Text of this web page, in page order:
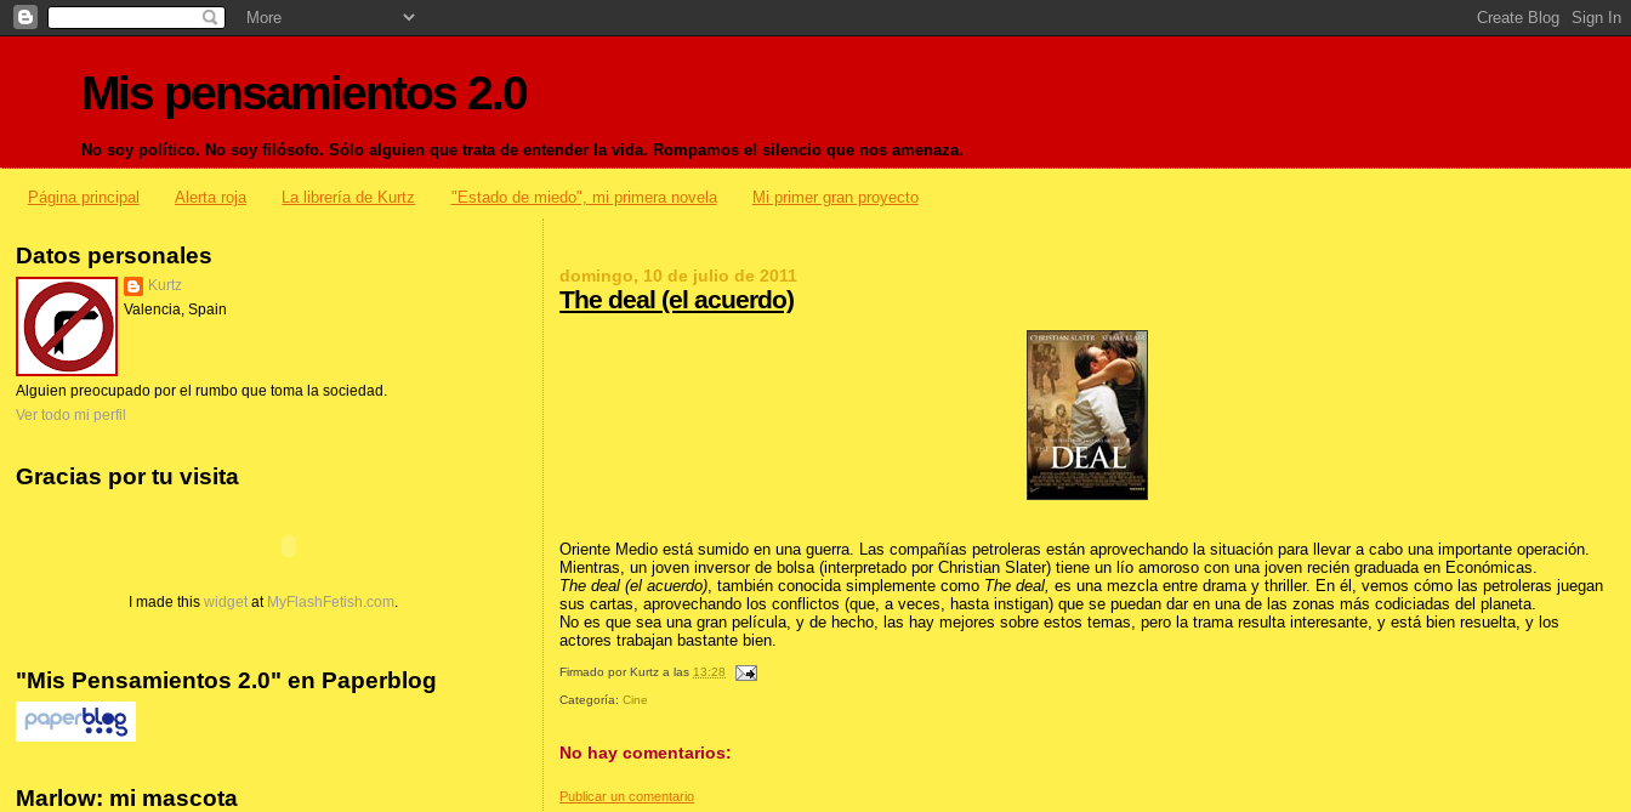
Mis pensamientos 2.0
No soy político. No soy filósofo. Sólo alguien que trata de entender la vida. Rompamos el silencio que nos amenaza.
Página principal Alerta roja La librería de Kurtz "Estado de miedo", mi primera novela Mi primer gran proyecto
domingo, 10 de julio de 2011
The deal (el acuerdo)
Oriente Medio está sumido en una guerra. Las compañías petroleras están aprovechando la situación para llevar a cabo una importante operación.
Mientras, un joven inversor de bolsa (interpretado por Christian Slater) tiene un lío amoroso con una joven recién graduada en Económicas.
The deal (el acuerdo), también conocida simplemente como The deal,es una mezcla entre drama y thriller. En él, vemos cómo las petroleras juegan
sus cartas, aprovechando los conflictos (que, a veces, hasta instigan) que se puedan dar en una de las zonas más codiciadas del planeta.
No es que sea una gran película, y de hecho, las hay mejores sobre estos temas, pero la trama resulta interesante, y está bien resuelta, y los
actores trabajan bastante bien.
Firmado porKurtz a las 13:28
Categoría:Cine
No hay comentarios:
Publicar un comentario
Datos personales
Kurtz
Valencia, Spain
Alguien preocupado por el rumbo que toma la sociedad.
Ver todo mi perfil
Gracias por tu visita
I made thiswidget at MyFlashFetish.com
"Mis Pensamientos 2.0" en Paperblog
Marlow: mi mascota